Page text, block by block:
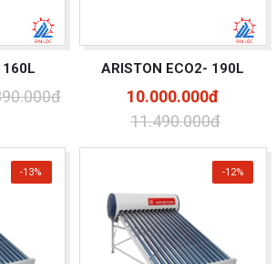
ARISTON ECO2- 190L
10.000.000đ
11.490.000đ
-13% -12%